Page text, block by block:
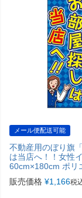
メール便配送可能
不動産用のぼり旗
は当店へ！！女性
60cm×180cm ポリ
販売価格 ¥1,166税